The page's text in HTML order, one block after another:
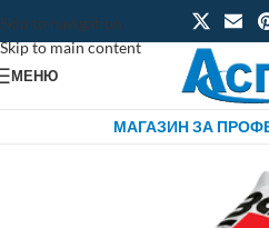
Skip to navigation
Skip to main content
МЕНЮ
МАГАЗИН ЗА